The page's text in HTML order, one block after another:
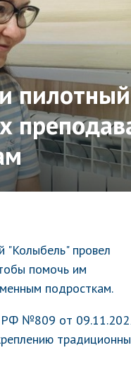
"Колыбель" провел
помочь им
подросткам.
РФ №809 от